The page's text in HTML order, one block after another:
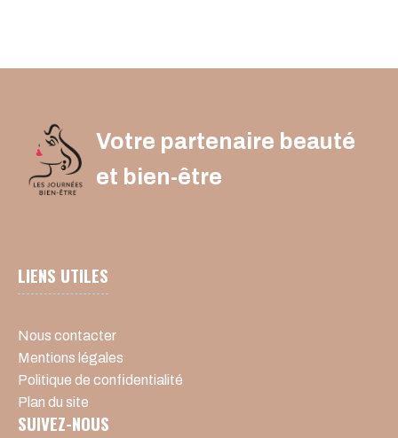
Votre partenaire beauté
et bien-être
LIENS UTILES
Nous contacter
Mentions légales
Politique de confidentialité
Plan du site
SUIVEZ-NOUS